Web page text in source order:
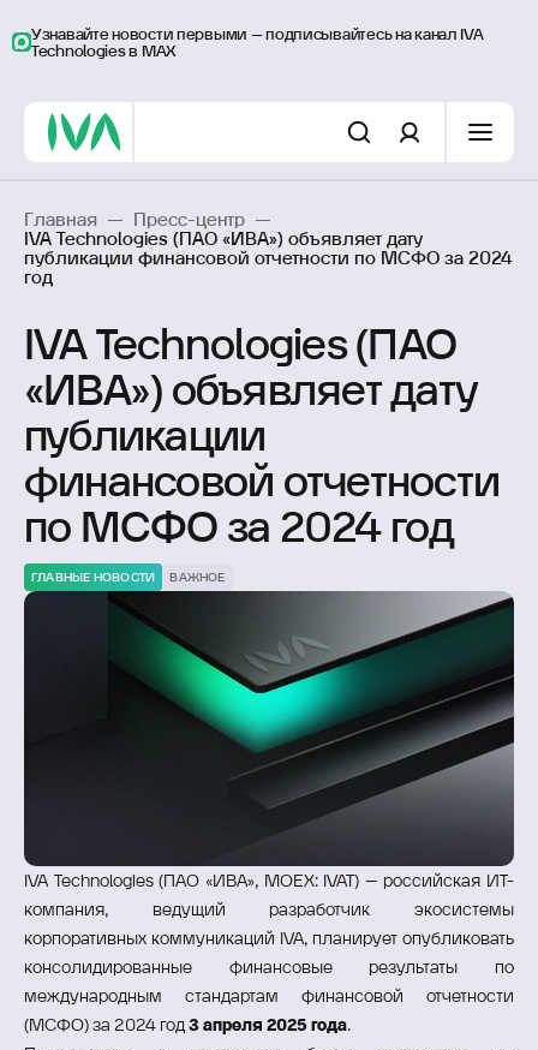
Узнавайте новости первыми – подписывайтесь на канал IVA
Technologies в MAX
Главная — Пресс-центр
—
IVA Technologies (ПАО «ИВА») объявляет дату
публикации финансовой отчетности по МСФО за 2024
год
IVA Technologies (ПАО
«ИВА») объявляет дату
публикации
финансовой отчетности
по МСФО за 2024 год
ГЛАВНЫЕ НОВОСТИ ВАЖНОЕ
IVA Technologies (ПАО «ИВА», MOEX: IVAT) – российская ИТ-
компания, ведущий разработчик экосистемы
корпоративных коммуникаций IVA, планирует опубликовать
консолидированные финансовые результаты по
международным стандартам финансовой отчетности
(МСФО) за 2024 год 3 апреля 2025 года